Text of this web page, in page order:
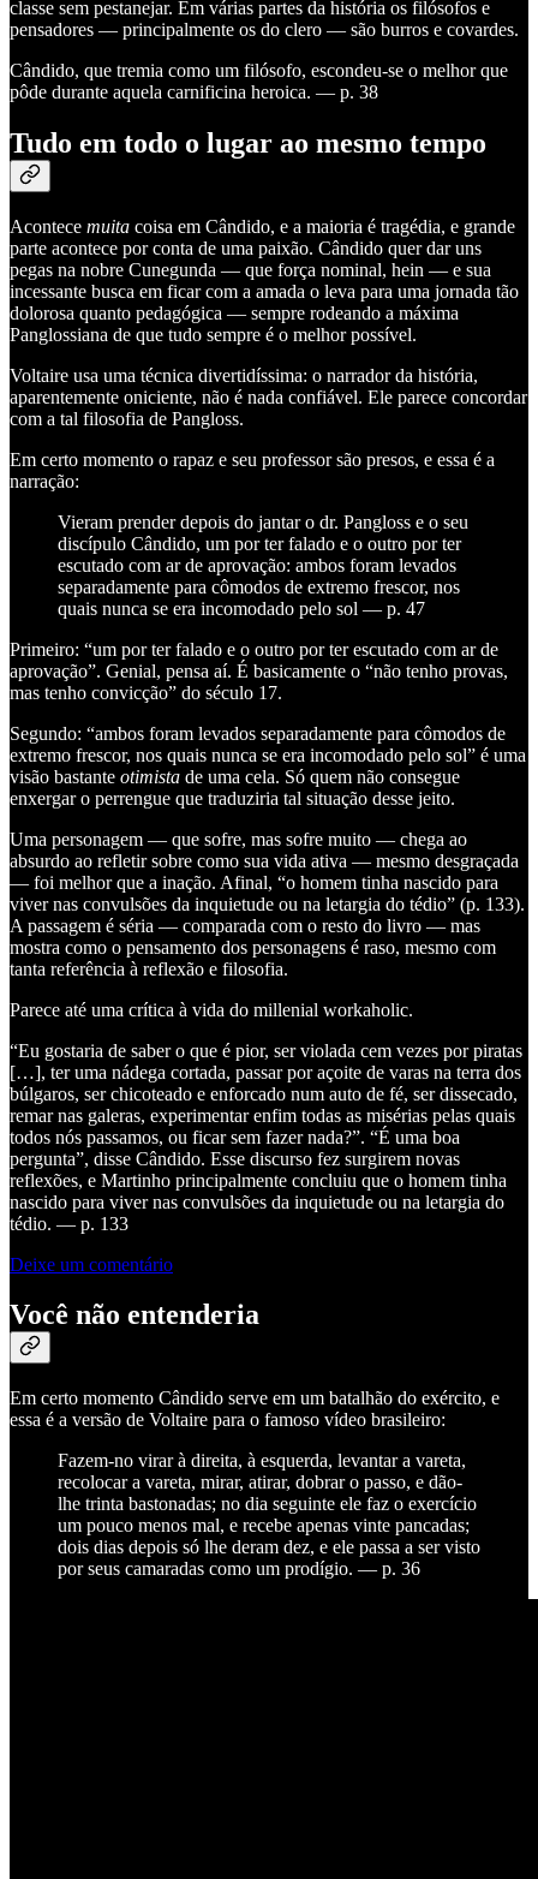
classe sem pestanejar. Em várias partes da história os filósofos e
pensadores — principalmente os do clero — são burros e covardes.
Cândido, que tremia como um filósofo, escondeu-se o melhor que
pôde durante aquela carnificina heroica. — p. 38
Tudo em todo o lugar ao mesmo tempo
Acontece muita coisa em Cândido, e a maioria é tragédia, e grande
parte acontece por conta de uma paixão. Cândido quer dar uns
pegas na nobre Cunegunda — que força nominal, hein — e sua
incessante busca em ficar com a amada o leva para uma jornada tão
dolorosa quanto pedagógica — sempre rodeando a máxima
Panglossiana de que tudo sempre é o melhor possível.
Voltaire usa uma técnica divertidíssima: o narrador da história,
aparentemente oniciente, não é nada confiável. Ele parece concordar
com a tal filosofia de Pangloss.
Em certo momento o rapaz e seu professor são presos, e essa é a
narração:
Vieram prender depois do jantar o dr. Pangloss e o seu
discípulo Cândido, um por ter falado e o outro por ter
escutado com ar de aprovação: ambos foram levados
separadamente para cômodos de extremo frescor, nos
quais nunca se era incomodado pelo sol — p. 47
Primeiro: “um por ter falado e o outro por ter escutado com ar de
aprovação”. Genial, pensa aí. É basicamente o “não tenho provas,
mas tenho convicção” do século 17.
Segundo: “ambos foram levados separadamente para cômodos de
extremo frescor, nos quais nunca se era incomodado pelo sol” é uma
visão bastante otimista de uma cela. Só quem não consegue
enxergar o perrengue que traduziria tal situação desse jeito.
Uma personagem — que sofre, mas sofre muito — chega ao
absurdo ao refletir sobre como sua vida ativa — mesmo desgraçada
— foi melhor que a inação. Afinal, “o homem tinha nascido para
viver nas convulsões da inquietude ou na letargia do tédio” (p. 133).
A passagem é séria — comparada com o resto do livro — mas
mostra como o pensamento dos personagens é raso, mesmo com
tanta referência à reflexão e filosofia.
Parece até uma crítica à vida do millenial workaholic.
“Eu gostaria de saber o que é pior, ser violada cem vezes por piratas
[…], ter uma nádega cortada, passar por açoite de varas na terra dos
búlgaros, ser chicoteado e enforcado num auto de fé, ser dissecado,
remar nas galeras, experimentar enfim todas as misérias pelas quais
todos nós passamos, ou ficar sem fazer nada?”. “É uma boa
pergunta”, disse Cândido. Esse discurso fez surgirem novas
reflexões, e Martinho principalmente concluiu que o homem tinha
nascido para viver nas convulsões da inquietude ou na letargia do
tédio. — p. 133
Deixe um comentário
Você não entenderia
Em certo momento Cândido serve em um batalhão do exército, e
essa é a versão de Voltaire para o famoso vídeo brasileiro:
Fazem-no virar à direita, à esquerda, levantar a vareta,
recolocar a vareta, mirar, atirar, dobrar o passo, e dão-
lhe trinta bastonadas; no dia seguinte ele faz o exercício
um pouco menos mal, e recebe apenas vinte pancadas;
dois dias depois só lhe deram dez, e ele passa a ser visto
por seus camaradas como um prodígio. — p. 36